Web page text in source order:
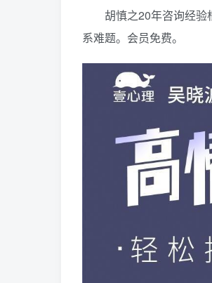
胡慎之20年咨询经验
系难题。会员免费。